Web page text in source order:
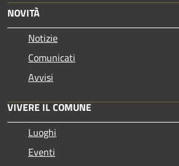
NOVITÀ
Notizie
Comunicati
Avvisi
VIVERE IL COMUNE
Luoghi
Eventi